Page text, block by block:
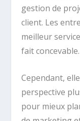
gestion de
client. Les
meilleur
fait concevable.
Cependant,
perspective
pour mieux